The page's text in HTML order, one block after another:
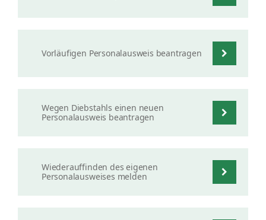
Vorläufigen Personalausweis beantragen
Wegen Diebstahls einen neuen
Personalausweis beantragen
Wiederauffinden des eigenen
Personalausweises melden